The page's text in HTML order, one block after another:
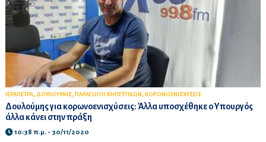
ΙΕΡΑΠΕΤΡΑ, ΔΟΥΛΟΥΜΗΣ, ΠΑΡΑΓΩΓΟΙ ΚΗΠΕΥΤΙΚΩΝ , ΚΟΡΩΝΟΕΝΙΣΧΥΣΕΙΣ
Δουλούμης για κορωνοενισχύσεις: Άλλα υποσχέθηκε ο Υπουργός
άλλα κάνει στην πράξη
10:38 π.μ. - 30/11/2020